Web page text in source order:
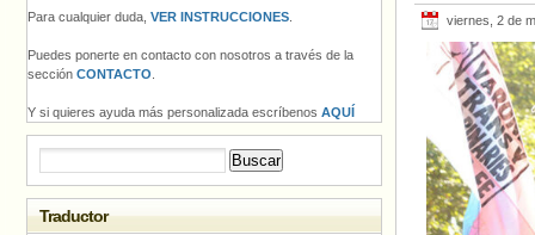
viernes, 2 de
Para cualquier duda, VER INSTRUCCIONES
Puedes ponerte en contacto con nosotros a través de la
sección CONTACTO
Y si quieres ayuda más personalizada escríbenos AQUÍ
Traductor